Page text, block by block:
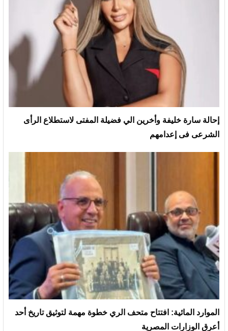
إحالة سارة خليفة وأخرين الي فضيلة المفتى لاستطلاع الرأى
الشرعى فى إعدامهم
الموارد المائية: افتتاح متحف الري خطوة مهمة لتوثيق تاريخ أحد
أعرق الوزارات المصرية